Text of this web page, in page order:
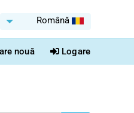
Română
nouă Logare